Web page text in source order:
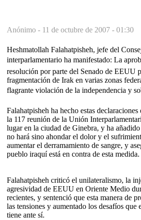
Anónimo - 11 de octubre de 2007 - 01:30
Heshmatollah Falahatpisheh, jefe del
interparlamentario ha manifestado: La
resolución por parte del Senado de EEUU
fragmentación de Irak en varias zonas
flagrante violación de la independencia y
Falahatpisheh ha hecho estas
la 117 reunión de la Unión
lugar en la ciudad de Ginebra, y ha
no hará sino ahondar el dolor y el
aumentar el derramamiento de sangre, y
pueblo iraquí está en contra de esta medida.
Falahatpisheh criticó el unilateralismo, la
agresividad de EEUU en Oriente Medio
recientes, y sentenció que esta manera de
las tensiones y aumentado los desafíos que
tiene ante sí.